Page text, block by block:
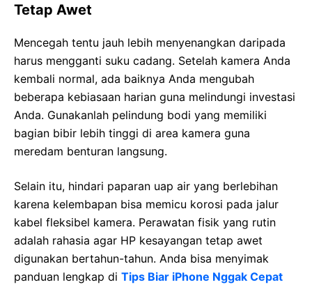
Tetap Awet
Mencegah tentu jauh lebih menyenangkan daripada
harus mengganti suku cadang. Setelah kamera Anda
kembali normal, ada baiknya Anda mengubah
beberapa kebiasaan harian guna melindungi investasi
Anda. Gunakanlah pelindung bodi yang memiliki
bagian bibir lebih tinggi di area kamera guna
meredam benturan langsung.
Selain itu, hindari paparan uap air yang berlebihan
karena kelembapan bisa memicu korosi pada jalur
kabel fleksibel kamera. Perawatan fisik yang rutin
adalah rahasia agar HP kesayangan tetap awet
digunakan bertahun-tahun. Anda bisa menyimak
panduan lengkap di Tips Biar iPhone Nggak Cepat